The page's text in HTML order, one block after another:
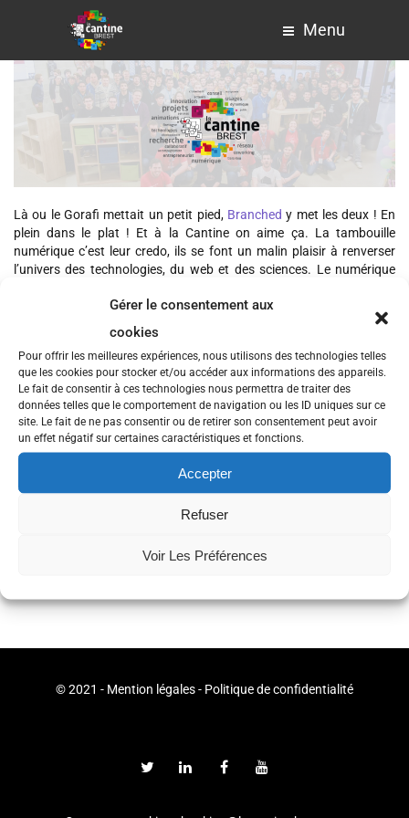
Gérer le consentement aux
cookies
Pour offrir les meilleures expériences, nous utilisons des technologies telles
que les cookies pour stocker et/ou accéder aux informations des appareils.
Le fait de consentir à ces technologies nous permettra de traiter des
données telles que le comportement de navigation ou les ID uniques sur ce
site. Le fait de ne pas consentir ou de retirer son consentement peut avoir
un effet négatif sur certaines caractéristiques et fonctions.
Accepter
Refuser
Voir Les Préférences
Menu
Là ou le Gorafi mettait un petit pied, Branched y met les deux ! En
plein dans le plat ! Et à la Cantine on aime ça. La tambouille
numérique c’est leur credo, ils se font un malin plaisir à renverser
l’univers des technologies, du web et des sciences. Le numérique
connectés et de tout le petit monde qui y travaille. Petit nouveau
dans la cours de récré des sites parodique, il n’en est pas moins au
directe et pertinente, sujets plus approfondis, sondages ciblés à
question ouvertes, rédaction de qualité, on ne pouvait rêver mieux
pour parler de ce qui nous entoure désormais depuis plus de trois
décennies. Les technologies numériques ont désormais un porte-
parole conséquent en la personne de Branched, même Axelle Le
Maire, secrétaire d’Etat au numérique leconfirme!
© 2021 - Mention légales- Politique de confidentialité